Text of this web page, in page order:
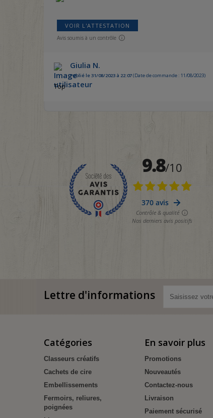
VOIR L'ATTESTATION
Avis soumis à un contrôle
Giulia N.
Publié le 31/08/2023 à 22:07(Date de commande : 11/08/2023)
Top
Lettre d'informations
Catégories
Classeurs créatifs
Cachets de cire
Embellissements
Fermoirs, reliures,
poignées
En savoir plus
Promotions
Nouveautés
Contactez-nous
Livraison
Paiement sécurisé